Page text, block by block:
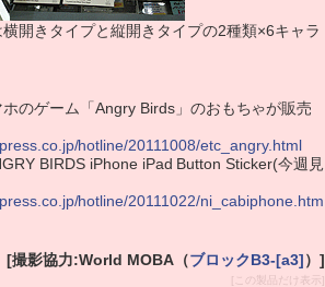
開きタイプと縦開きタイプの2種類×6キャラ
ホのゲーム「Angry Birds」のおもちゃが販売
hotline/20111008/etc_angry.html
BIRDS iPhone iPad Button Sticker(今週見
hotline/20111022/ni_cabiphone.htm
[撮影協力:World MOBA（ブロックB3-[a3]）]
[この製品だけ表示]